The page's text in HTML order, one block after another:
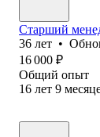
Старший
36 лет •
16 000 ₽
Общий опыт
16 лет 9